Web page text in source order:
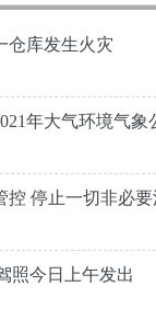
仓库发生火灾
年大气环境气
控 停止一切非必
照今日上午发出